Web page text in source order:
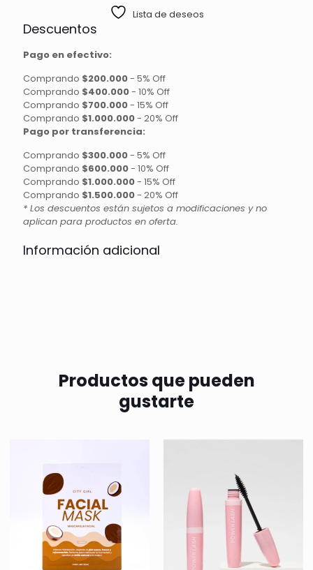
GIRL
Lista de deseos
Descuentos
Pago en efectivo:
Comprando $200.000- 5% Off
Comprando $400.000- 10% Off
Comprando $700.000- 15% Off
Comprando $1.000.000- 20% Off
Pago por transferencia:
Comprando $300.000- 5% Off
Comprando $600.000- 10% Off
Comprando $1.000.000- 15% Off
Comprando $1.500.000- 20% Off
* Los descuentos están sujetos a modificaciones y no
aplican para productos en oferta.
Información adicional
Productos que pueden
gustarte